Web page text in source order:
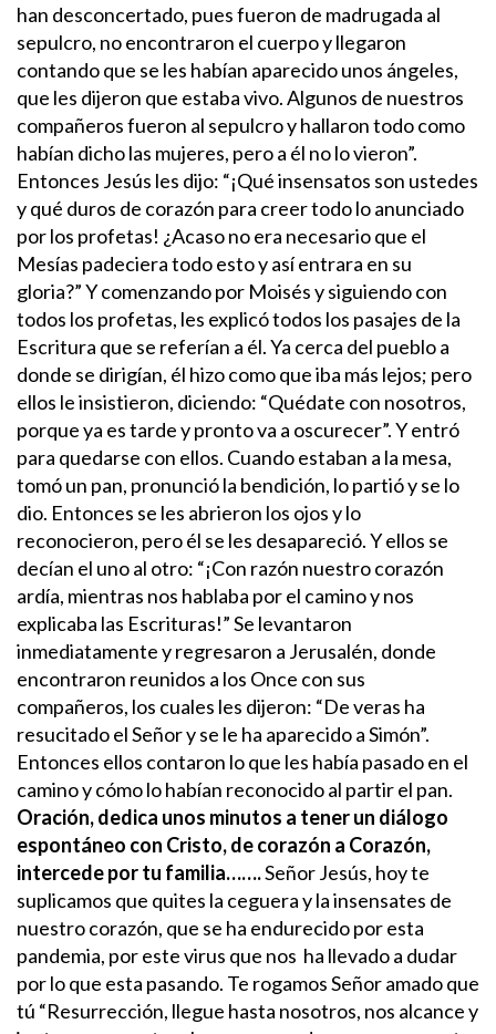
han desconcertado, pues fueron de madrugada al
sepulcro, no encontraron el cuerpo y llegaron
contando que se les habían aparecido unos ángeles,
que les dijeron que estaba vivo. Algunos de nuestros
compañeros fueron al sepulcro y hallaron todo como
habían dicho las mujeres, pero a él no lo vieron”.
Entonces Jesús les dijo: “¡Qué insensatos son ustedes
y qué duros de corazón para creer todo lo anunciado
por los profetas! ¿Acaso no era necesario que el
Mesías padeciera todo esto y así entrara en su
gloria?” Y comenzando por Moisés y siguiendo con
todos los profetas, les explicó todos los pasajes de la
Escritura que se referían a él.Ya cerca del pueblo a
donde se dirigían, él hizo como que iba más lejos; pero
ellos le insistieron, diciendo: “Quédate con nosotros,
porque ya es tarde y pronto va a oscurecer”. Y entró
para quedarse con ellos. Cuando estaban a la mesa,
tomó un pan, pronunció la bendición, lo partió y se lo
dio. Entonces se les abrieron los ojos y lo
reconocieron, pero él se les desapareció. Y ellos se
decían el uno al otro: “¡Con razón nuestro corazón
ardía, mientras nos hablaba por el camino y nos
explicaba las Escrituras!”Se levantaron
inmediatamente y regresaron a Jerusalén, donde
encontraron reunidos a los Once con sus
compañeros, los cuales les dijeron: “De veras ha
resucitado el Señor y se le ha aparecido a Simón”.
Entonces ellos contaron lo que les había pasado en el
camino y cómo lo habían reconocido al partir el pan.
Oración, dedica unos minutos a tener un diálogo
espontáneo con Cristo, de corazón a Corazón,
intercede por tu familia…….Señor Jesús, hoy te
suplicamos que quites la ceguera y la insensates de
nuestro corazón, que se ha endurecido por esta
pandemia, por este virus que nos ha llevado a dudar
por lo que esta pasando. Te rogamos Señor amado que
tú “Resurrección, llegue hasta nosotros, nos alcance y